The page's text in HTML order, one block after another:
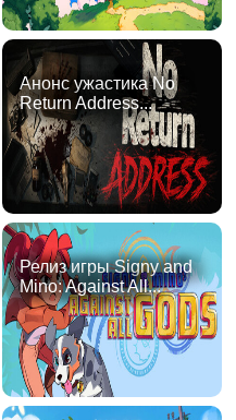
Анонс ужастика No
Return Address...
Релиз игры Signy and
Mino: Against All...